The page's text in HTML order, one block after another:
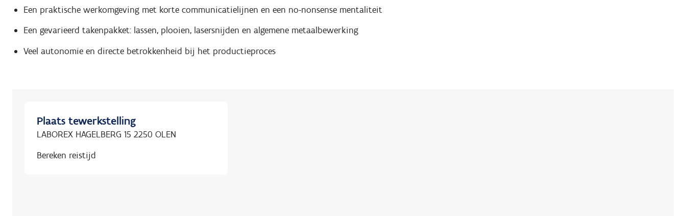
Een praktische werkomgeving met korte communicatielijnen en een no-nonsense mentaliteit
Een gevarieerd takenpakket: lassen, plooien, lasersnijden en algemene metaalbewerking
Veel autonomie en directe betrokkenheid bij het productieproces
Plaats tewerkstelling
LABOREX HAGELBERG 15 2250 OLEN
Bereken reistijd